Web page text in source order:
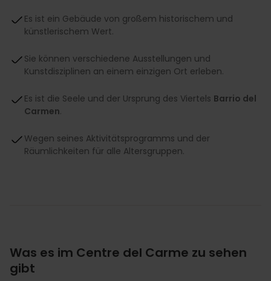
Es ist ein Gebäude von großem historischem und
künstlerischem Wert.
Sie können verschiedene Ausstellungen und
Kunstdisziplinen an einem einzigen Ort erleben.
Es ist die Seele und der Ursprung des Viertels Barrio del
Carmen.
Wegen seines Aktivitätsprogramms und der
Räumlichkeiten für alle Altersgruppen.
Was es im Centre del Carme zu sehen
gibt